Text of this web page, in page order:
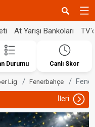
At Yarışı Bankoları
Durumu Canlı Skor
Lig Fenerbahçe
İleri